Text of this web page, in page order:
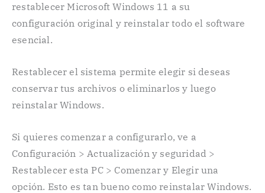
restablecer Microsoft Windows 11 a su
configuración original y reinstalar todo el software
esencial.
Restablecer el sistema permite elegir si deseas
conservar tus archivos o eliminarlos y luego
reinstalar Windows.
Si quieres comenzar a configurarlo, ve a
Configuración > Actualización y seguridad >
Restablecer esta PC > Comenzar y Elegir una
opción. Esto es tan bueno como reinstalar Windows.